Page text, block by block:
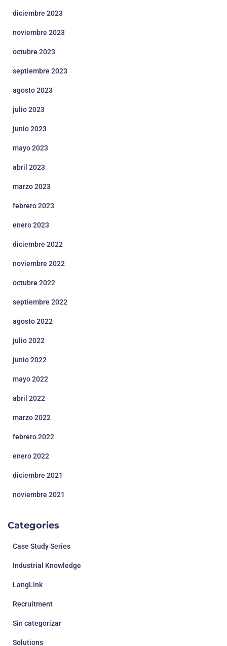
diciembre 2023
noviembre 2023
octubre 2023
septiembre 2023
agosto 2023
julio 2023
junio 2023
mayo 2023
abril 2023
marzo 2023
febrero 2023
enero 2023
diciembre 2022
noviembre 2022
octubre 2022
septiembre 2022
agosto 2022
julio 2022
junio 2022
mayo 2022
abril 2022
marzo 2022
febrero 2022
enero 2022
diciembre 2021
noviembre 2021
Categories
Case Study Series
Industrial Knowledge
LangLink
Recruitment
Sin categorizar
Solutions